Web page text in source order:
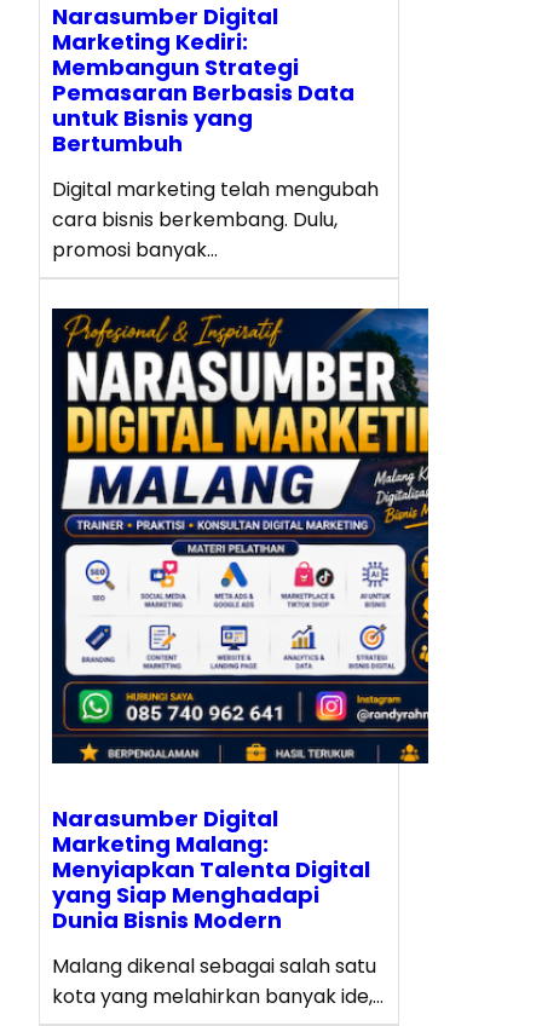
Narasumber Digital
Marketing Kediri:
Membangun Strategi
Pemasaran Berbasis Data
untuk Bisnis yang
Bertumbuh
Digital marketing telah mengubah
cara bisnis berkembang. Dulu,
promosi banyak…
Narasumber Digital
Marketing Malang:
Menyiapkan Talenta Digital
yang Siap Menghadapi
Dunia Bisnis Modern
Malang dikenal sebagai salah satu
kota yang melahirkan banyak ide,…